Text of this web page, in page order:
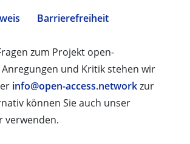
Barrierefreiheit
zum Projekt open-
und Kritik stehen wir
info@open-access.networkzur
können Sie auch unser
verwenden.